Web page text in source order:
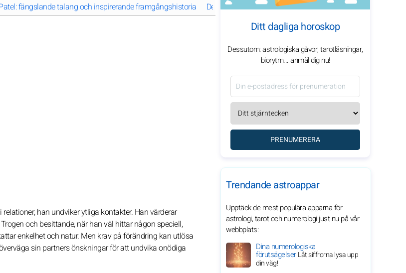
fängslande talang och inspirerande framgångshistoria Dev Patels inspirerande resa inom film och television
han undviker ytliga kontakter. Han värderar
och besittande, när han väl hittar någon speciell,
enkelhet och natur. Men krav på förändring kan utlösa
sin partners önskningar för att undvika onödiga
Ditt dagliga horoskop
Dessutom: astrologiska gåvor, tarotläsningar,
biorytm... anmäl dig nu!
PRENUMERERA
Trendande astroappar
Upptäck de mest populära apparna för
astrologi, tarot och numerologi just nu på vår
webbplats:
Dina numerologiska
förutsägelserLåt siffrorna lysa upp
din väg!